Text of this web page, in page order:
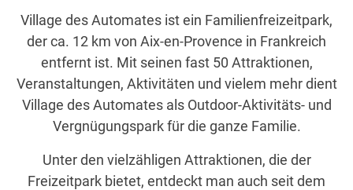
Village des Automates ist ein Familienfreizeitpark,
der ca. 12 km von Aix-en-Provence in Frankreich
entfernt ist. Mit seinen fast 50 Attraktionen,
Veranstaltungen, Aktivitäten und vielem mehr dient
Village des Automates als Outdoor-Aktivitäts- und
Vergnügungspark für die ganze Familie.
Unter den vielzähligen Attraktionen, die der
Freizeitpark bietet, entdeckt man auch seit dem